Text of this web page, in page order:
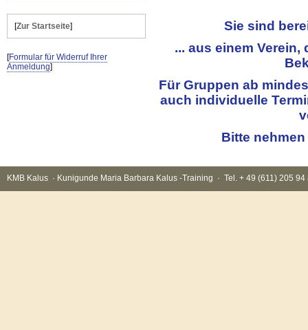
[Zur Startseite]
[Formular für Widerruf Ihrer
Anmeldung]
Sie sind
... aus einem
Für Gruppen ab
auch individuelle
Bitte
KMB Kalus · Kunigunde Maria Barbara Kalus -Training · Tel. + 49 (611) 205